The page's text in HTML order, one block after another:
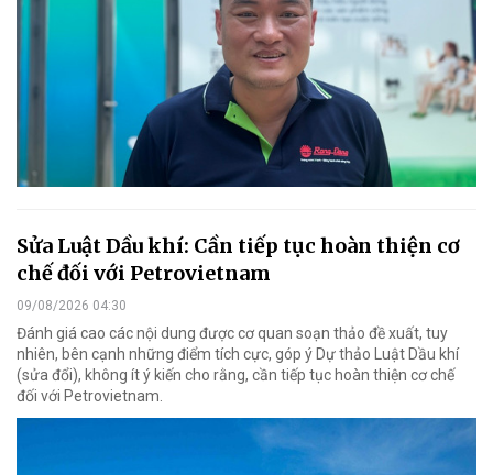
Sửa Luật Dầu khí: Cần tiếp tục hoàn thiện cơ
chế đối với Petrovietnam
09/08/2026 04:30
Đánh giá cao các nội dung được cơ quan soạn thảo đề xuất, tuy
nhiên, bên cạnh những điểm tích cực, góp ý Dự thảo Luật Dầu khí
(sửa đổi), không ít ý kiến cho rằng, cần tiếp tục hoàn thiện cơ chế
đối với Petrovietnam.